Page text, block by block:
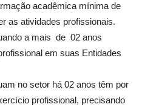
acadêmica mínima de
as atividades profissionais.
a mais de 02 anos
em suas Entidades
no setor há 02 anos têm por
profissional, precisando